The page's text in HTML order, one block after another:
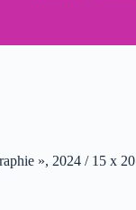
», 2024 / 15 x 20